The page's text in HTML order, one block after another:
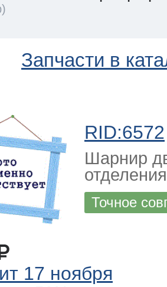
Запчасти в
RID:6572
Шарнир
Точное
17 ноября